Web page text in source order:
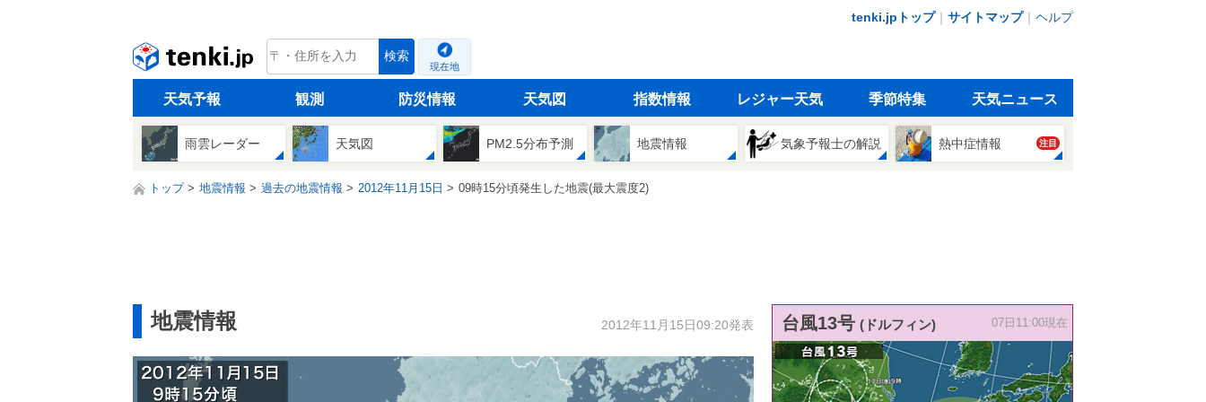
tenki.jpトップ｜ サイトマップ｜ ヘルプ
tenki.jp 検索
現在地
天気予報 観測 防災情報 天気図 指数情報 レジャー天気 季節特集 天気ニュース
雨雲レーダー 天気図 PM2.5分布予測 地震情報 気象予報士の解説 熱中症情報 注目
トップ 地震情報 過去の地震情報 2012年11月15日 09時15分頃発生した地震(最大震度2)
地震情報 2012年11月15日09:20発表 台風13号 (ドルフィン) 07日11:00現在